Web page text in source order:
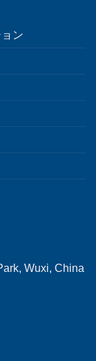
ン
Wuxi, China